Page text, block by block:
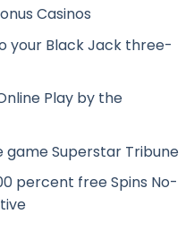
Casinos
your Black Jack three-
Play by the
game Superstar Tribune
percent free Spins No-